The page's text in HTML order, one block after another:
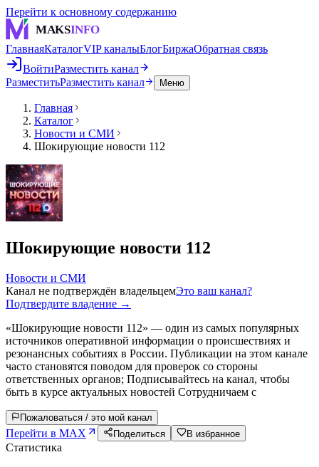
Перейти к основному содержанию
MAKSINFO
ГлавнаяКаталогVIP каналыБлогБиржаОбратная связь
ВойтиРазместить канал
РазместитьРазместить канал Меню
Главная
Каталог
Новости и СМИ
Шокирующие новости 112
Шокирующие новости 112
Новости и СМИ
Канал не подтверждён владельцемЭто ваш канал?
Подтвердите владение →
«Шокирующие новости 112» — один из самых популярных
источников оперативной информации о происшествиях и
резонансных событиях в России. Публикации на этом канале
часто становятся поводом для проверок со стороны
ответственных органов; Подписывайтесь на канал, чтобы
быть в курсе актуальных новостей Сотрудничаем с
Пожаловаться / это мой канал
Перейти в MAX Поделиться В избранное
Статистика